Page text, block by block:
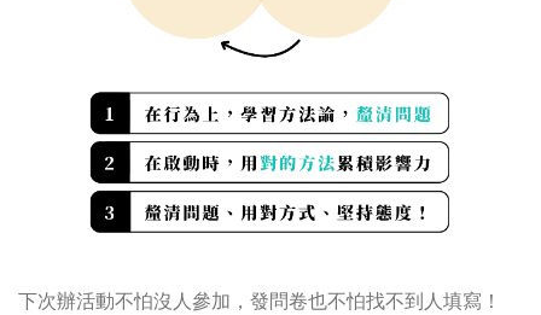
下次辦活動不怕沒人參加，發問卷也不怕找不到人填寫！